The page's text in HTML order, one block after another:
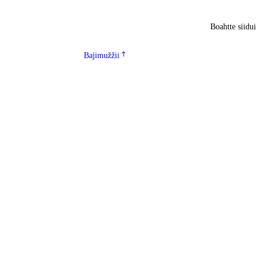
Boahtte siidui
Bajimužžii